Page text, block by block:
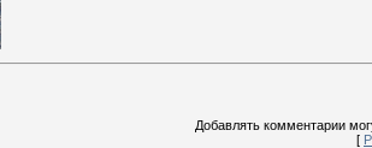
Добавлять комментарии
[